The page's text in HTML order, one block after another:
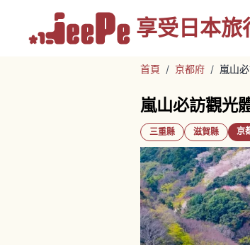
享受 日本旅
首頁 / 京都府 / 嵐山
嵐山必訪觀光
三重縣 滋賀縣 京